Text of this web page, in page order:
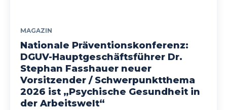
MAGAZIN
Nationale Präventionskonferenz:
DGUV-Hauptgeschäftsführer Dr.
Stephan Fasshauer neuer
Vorsitzender / Schwerpunktthema
2026 ist „Psychische Gesundheit in
der Arbeitswelt“